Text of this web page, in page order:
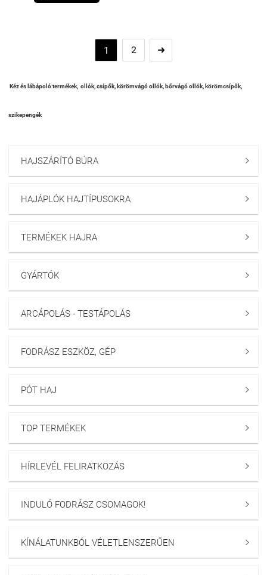
1 2 
Kéz és lábápoló termékek, ollók, csípők, körömvágó ollók, bőrvágó ollók, körömcsípők,
szikepengék
HAJSZÁRÍTÓ BÚRA 
HAJÁPLÓK HAJTÍPUSOKRA 
TERMÉKEK HAJRA 
GYÁRTÓK 
ARCÁPOLÁS - TESTÁPOLÁS 
FODRÁSZ ESZKÖZ, GÉP 
PÓT HAJ 
TOP TERMÉKEK 
HÍRLEVÉL FELIRATKOZÁS 
INDULÓ FODRÁSZ CSOMAGOK! 
KÍNÁLATUNKBÓL VÉLETLENSZERŰEN 